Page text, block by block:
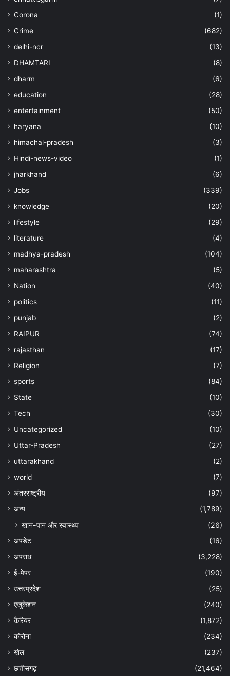
Corona
(1)
Crime
(682)
delhi-ncr
(13)
DHAMTARI
(8)
dharm
(6)
education
(28)
entertainment
(50)
haryana
(10)
himachal-pradesh
(3)
Hindi-news-video
(1)
jharkhand
(6)
Jobs
(339)
knowledge
(20)
lifestyle
(29)
literature
(4)
madhya-pradesh
(104)
maharashtra
(5)
Nation
(40)
politics
(11)
punjab
(2)
RAIPUR
(74)
rajasthan
(17)
Religion
(7)
sports
(84)
State
(10)
Tech
(30)
Uncategorized
(10)
Uttar-Pradesh
(27)
uttarakhand
(2)
world
(7)
अंतरराष्ट्रीय
(97)
अन्‍य
(1,789)
खान-पान और स्वास्थ्य (26)
अपडेट
(16)
अपराध
(3,228)
ई-पेपर
(190)
उत्तरप्रदेश
(25)
एजुकेशन
(240)
कैरियर
(1,872)
कोरोना
(234)
खेल
(237)
छत्तीसगढ़
(21,464)